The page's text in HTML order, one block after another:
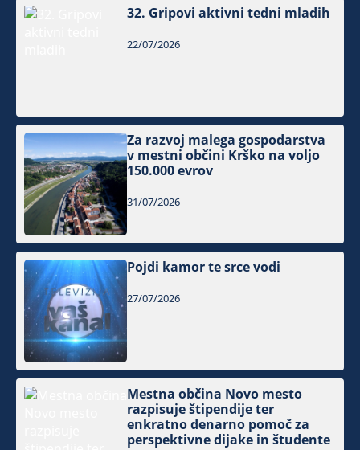
32. Gripovi aktivni tedni mladih
22/07/2026
Za razvoj malega gospodarstva
v mestni občini Krško na voljo
150.000 evrov
31/07/2026
Pojdi kamor te srce vodi
27/07/2026
Mestna občina Novo mesto
razpisuje štipendije ter
enkratno denarno pomoč za
perspektivne dijake in študente